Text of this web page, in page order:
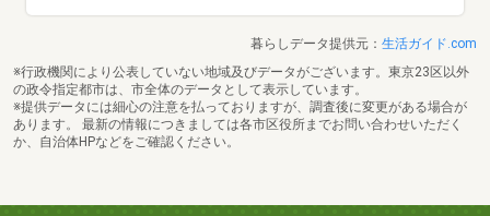
暮らしデータ提供元： 生活ガイド.com
※行政機関により公表していない地域及びデータがございます。東京23区以外
の政令指定都市は、市全体のデータとして表示しています。
※提供データには細心の注意を払っておりますが、調査後に変更がある場合が
あります。 最新の情報につきましては各市区役所までお問い合わせいただく
か、自治体HPなどをご確認ください。